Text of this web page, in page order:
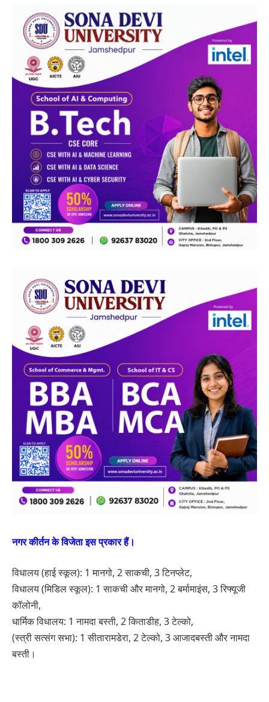
नगर कीर्तन के विजेता इस प्रकार हैं।
विधालय (हाई स्कूल): 1 मानगो, 2 साकची, 3 टिनप्लेट,
विधालय (मिडिल स्कूल): 1 साकची और मानगो, 2 बर्मामाइंस, 3 रिफ्यूजी
कॉलोनी,
धार्मिक विधालय: 1 नामदा बस्ती, 2 किताडीह, 3 टेल्को,
(स्त्री सत्संग सभा): 1 सीतारामडेरा, 2 टेल्को, 3 आजादबस्ती और नामदा
बस्ती।